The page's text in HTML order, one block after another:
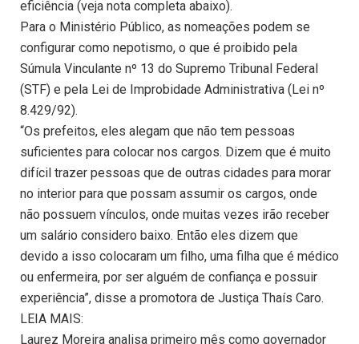
eficiência (veja nota completa abaixo).
Para o Ministério Público, as nomeações podem se
configurar como nepotismo, o que é proibido pela
Súmula Vinculante nº 13 do Supremo Tribunal Federal
(STF) e pela Lei de Improbidade Administrativa (Lei nº
8.429/92).
“Os prefeitos, eles alegam que não tem pessoas
suficientes para colocar nos cargos. Dizem que é muito
difícil trazer pessoas que de outras cidades para morar
no interior para que possam assumir os cargos, onde
não possuem vínculos, onde muitas vezes irão receber
um salário considero baixo. Então eles dizem que
devido a isso colocaram um filho, uma filha que é médico
ou enfermeira, por ser alguém de confiança e possuir
experiência”, disse a promotora de Justiça Thaís Caro.
LEIA MAIS:
Laurez Moreira analisa primeiro mês como governador